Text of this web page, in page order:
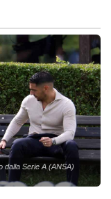
dalla Serie A (ANSA)